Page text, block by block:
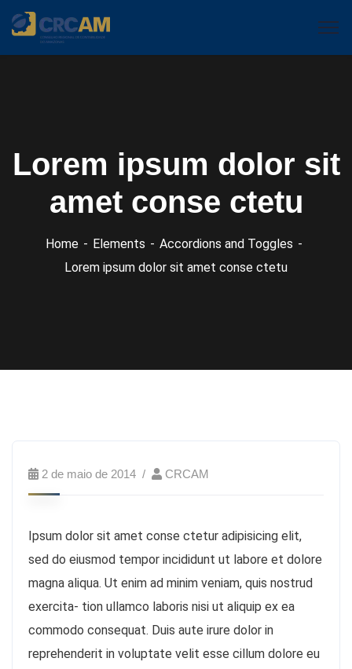
Lorem ipsum dolor sit
amet conse ctetu
Home Elements
Accordions and Toggles
Lorem ipsum dolor sit amet conse ctetu
2 de maio de 2014 CRCAM
Ipsum dolor sit amet conse ctetur adipisicing elit,
sed do eiusmod tempor incididunt ut labore et dolore
magna aliqua. Ut enim ad minim veniam, quis nostrud
exercita- tion ullamco laboris nisi ut aliquip ex ea
commodo consequat. Duis aute irure dolor in
reprehenderit in voluptate velit esse cillum dolore eu